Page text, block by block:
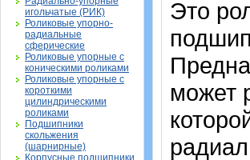
игольчатые (РИК)
Роликовые упорно-
радиальные
сферические
Роликовые упорные с
коническими роликами
Роликовые упорные с
короткими
цилиндрическими
роликами
Подшипники
скольжения
(шарнирные)
Корпусные подшипники
Это
может